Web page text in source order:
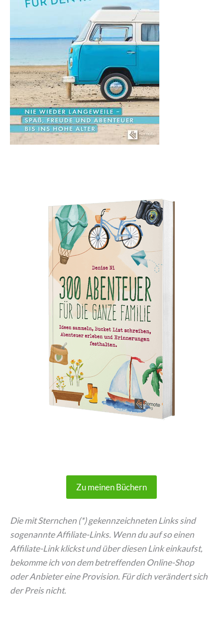
Zu meinen Büchern
Die mit Sternchen (*) gekennzeichneten Links sind
sogenannte Affiliate-Links. Wenn du auf so einen
Affiliate-Link klickst und über diesen Link einkaufst,
bekomme ich von dem betreffenden Online-Shop
oder Anbieter eine Provision. Für dich verändert sich
der Preis nicht.